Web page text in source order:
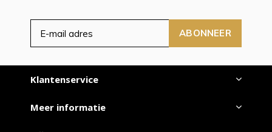
ABONNEER
Klantenservice
Meer informatie